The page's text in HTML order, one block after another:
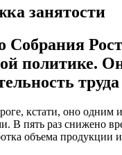
занятости
Собрания
политике.
кстати, оно одним
В пять раз снижено
объема продукции